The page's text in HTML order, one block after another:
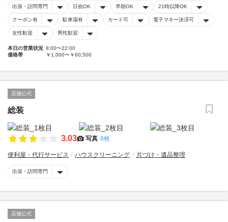
出張・訪問専門 日祝OK 早朝OK 21時以降OK
クーポン有 駐車場有 カード可 電子マネー決済可
女性歓迎 男性歓迎
本日の営業状況 8:00〜22:00
価格帯
￥1,000〜￥60,500
店舗公式
総装
3.03 写真 8枚
便利屋・代行サービス ハウスクリーニング 片づけ・遺品整理
出張・訪問専門
店舗公式